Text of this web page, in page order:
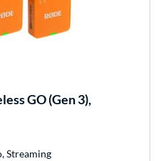
GO (Gen 3),
Streaming